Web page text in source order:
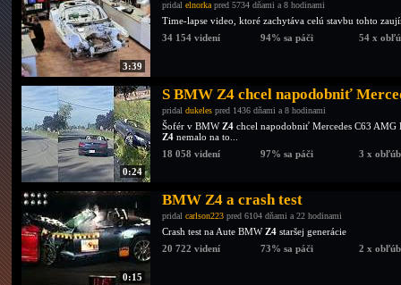
3:39
pridal elnorka pred 5734 dňami a 8 hodinami
Time-lapse video, ktoré zachytáva celú stavbu tohto
34 154 videní
94% sa páči 54 x
0:24
S BMW Z4 chcel napodobniť
pridal dukeles pred 1436 dňami a 8 hodinami
Šofér v BMWZ4 chcel napodobniť Mercedes C63
Z4 nemalo na to...
18 058 videní
97% sa páči 3 x
0:15
BMW Z4 a crash test
pridal carlson223 pred 6104 dňami a 22 hodinami
Crash test na Aute BMWZ4 staršej generácie
20 722 videní
73% sa páči 2 x